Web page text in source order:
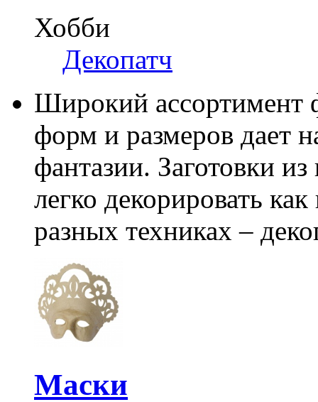
Хобби
Декопатч
Широкий ассортимент
форм и размеров дает
фантазии. Заготовки
легко декорировать
разных техниках –
Маски